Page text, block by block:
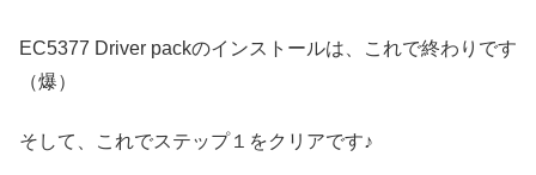
EC5377 Driver packのインストールは、これで終わりです
（爆）
そして、これでステップ１をクリアです♪